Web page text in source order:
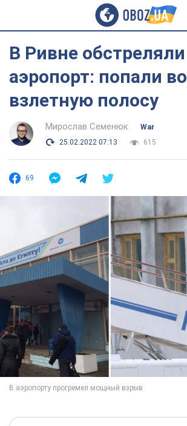
В Ривне обстреляли
аэропорт: попали во
взлетную полосу
Мирослав Семенюк
War
25.02.2022 07:13
615
69